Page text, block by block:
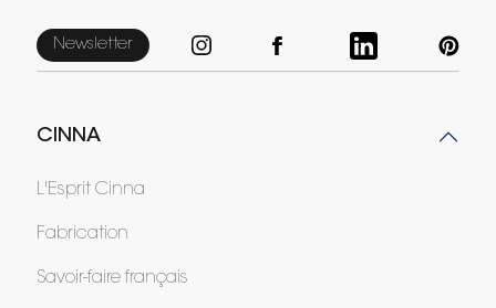
Newsletter
CINNA
L'Esprit Cinna
Fabrication
Savoir-faire français